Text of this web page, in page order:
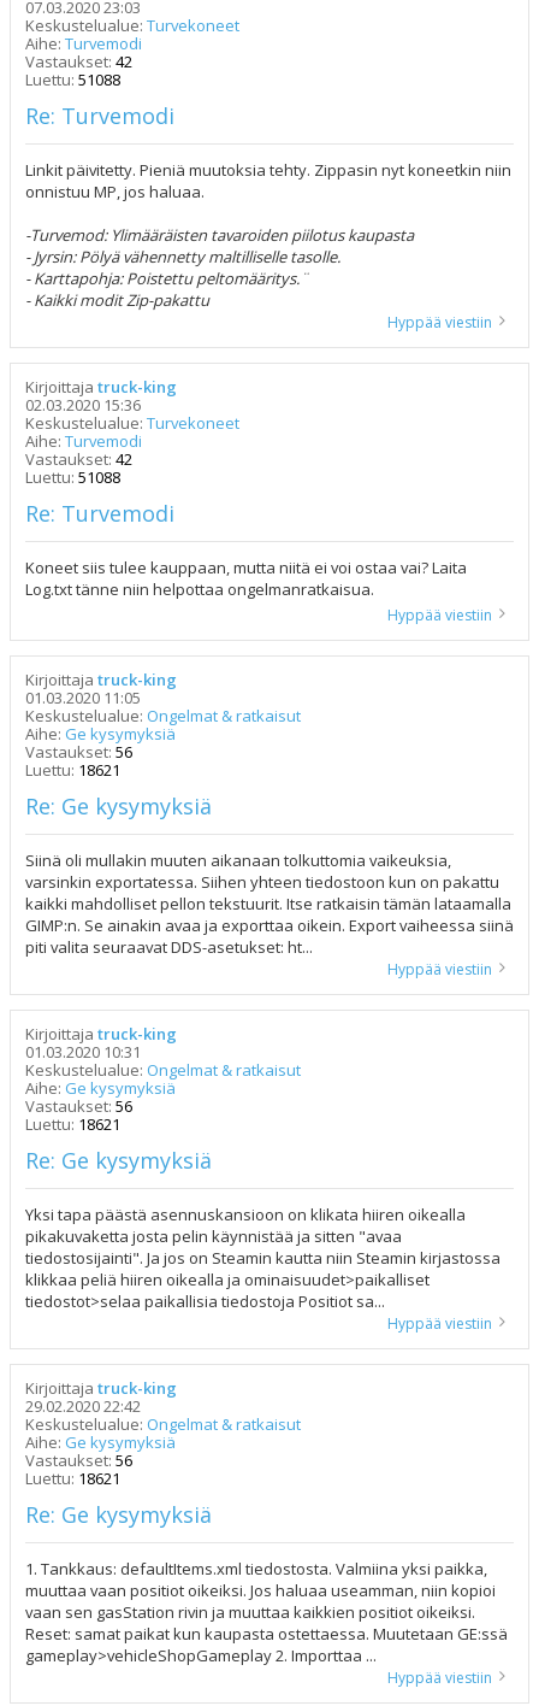
07.03.2020 23:03
Keskustelualue: Turvekoneet
Aihe: Turvemodi
Vastaukset: 42
Luettu: 51088
Re: Turvemodi
Linkit päivitetty. Pieniä muutoksia tehty. Zippasin nyt koneetkin niin
onnistuu MP, jos haluaa.
-Turvemod: Ylimääräisten tavaroiden piilotus kaupasta
- Jyrsin: Pölyä vähennetty maltilliselle tasolle.
- Karttapohja: Poistettu peltomääritys.¨
- Kaikki modit Zip-pakattu
Hyppää viestiin
Kirjoittaja truck-king
02.03.2020 15:36
Keskustelualue: Turvekoneet
Aihe: Turvemodi
Vastaukset: 42
Luettu: 51088
Re: Turvemodi
Koneet siis tulee kauppaan, mutta niitä ei voi ostaa vai? Laita
Log.txt tänne niin helpottaa ongelmanratkaisua.
Hyppää viestiin
Kirjoittaja truck-king
01.03.2020 11:05
Keskustelualue: Ongelmat & ratkaisut
Aihe: Ge kysymyksiä
Vastaukset: 56
Luettu: 18621
Re: Ge kysymyksiä
Siinä oli mullakin muuten aikanaan tolkuttomia vaikeuksia,
varsinkin exportatessa. Siihen yhteen tiedostoon kun on pakattu
kaikki mahdolliset pellon tekstuurit. Itse ratkaisin tämän lataamalla
GIMP:n. Se ainakin avaa ja exporttaa oikein. Export vaiheessa siinä
piti valita seuraavat DDS-asetukset: ht...
Hyppää viestiin
Kirjoittaja truck-king
01.03.2020 10:31
Keskustelualue: Ongelmat & ratkaisut
Aihe: Ge kysymyksiä
Vastaukset: 56
Luettu: 18621
Re: Ge kysymyksiä
Yksi tapa päästä asennuskansioon on klikata hiiren oikealla
pikakuvaketta josta pelin käynnistää ja sitten "avaa
tiedostosijainti". Ja jos on Steamin kautta niin Steamin kirjastossa
klikkaa peliä hiiren oikealla ja ominaisuudet>paikalliset
tiedostot>selaa paikallisia tiedostoja Positiot sa...
Hyppää viestiin
Kirjoittaja truck-king
29.02.2020 22:42
Keskustelualue: Ongelmat & ratkaisut
Aihe: Ge kysymyksiä
Vastaukset: 56
Luettu: 18621
Re: Ge kysymyksiä
1. Tankkaus: defaultItems.xml tiedostosta. Valmiina yksi paikka,
muuttaa vaan positiot oikeiksi. Jos haluaa useamman, niin kopioi
vaan sen gasStation rivin ja muuttaa kaikkien positiot oikeiksi.
Reset: samat paikat kun kaupasta ostettaessa. Muutetaan GE:ssä
gameplay>vehicleShopGameplay 2. Importtaa ...
Hyppää viestiin